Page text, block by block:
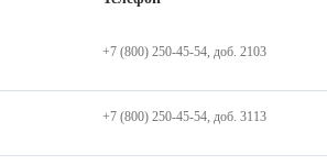
+7 (800) 250-45-54, доб. 2103
+7 (800) 250-45-54, доб. 3113